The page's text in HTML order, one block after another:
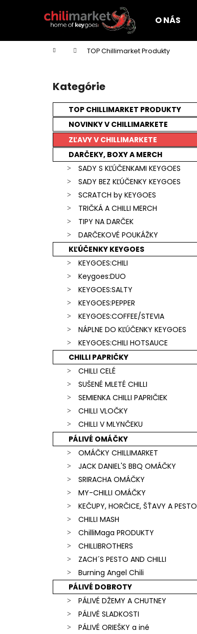
O NÁS
Domov TOP Chillimarket Produkty
Preskočiť
kategórie
Kategórie
TOP CHILLIMARKET PRODUKTY
NOVINKY V CHILLIMARKETE
ZĽAVY V CHILLIMARKETE
DARČEKY, BOXY A MERCH
SADY S KĽÚČENKAMI KEYGOES
SADY BEZ KĽÚČENKY KEYGOES
SCRATCH by KEYGOES
TRIČKÁ A CHILLI MERCH
TIPY NA DARČEK
DARČEKOVÉ POUKÁŽKY
KĽÚČENKY KEYGOES
KEYGOES:CHILI
Keygoes:DUO
KEYGOES:SALTY
KEYGOES:PEPPER
KEYGOES:COFFEE/STEVIA
NÁPLNE DO KĽÚČENKY KEYGOES
KEYGOES:CHILI HOTSAUCE
CHILLI PAPRIČKY
CHILLI CELÉ
SUŠENÉ MLETÉ CHILLI
SEMIENKA CHILLI PAPRIČIEK
CHILLI VLOČKY
CHILLI V MLYNČEKU
PÁLIVÉ OMÁČKY
OMÁČKY CHILLIMARKET
JACK DANIEL'S BBQ OMÁČKY
SRIRACHA OMÁČKY
MY-CHILLI OMÁČKY
KEČUPY, HORČICE, ŠŤAVY A PESTO
CHILLI MASH
ChilliMaga PRODUKTY
CHILLIBROTHERS
ZACH´S PESTO AND CHILLI
Burning Angel Chili
PÁLIVÉ DOBROTY
PÁLIVÉ DŽEMY A CHUTNEY
PÁLIVÉ SLADKOSTI
PÁLIVÉ ORIEŠKY a iné
í
Späť
do
Späť
do
KEYGOES:CHILI ULTRA PÁLIVÉ (MORUGA
SCORPION & CAROLINA REAPER)
€15,90